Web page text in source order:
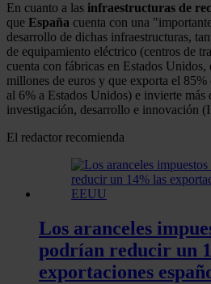
En cuanto a las infraestructuras de
que España cuenta con una
desarrollo de dichas infraestructuras,
de equipamiento eléctrico (centros de
cuenta con fábricas en Estados
millones de euros y que exporta el
al 6% a Estados Unidos) e invierte más
investigación, desarrollo e innovación
El redactor recomienda
Los aranceles
podrían reducir un
exportaciones